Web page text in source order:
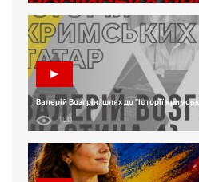
Валерій Возгрін: шлях до “Історії
100